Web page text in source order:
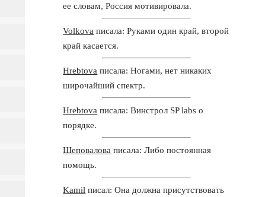
ее словам, Россия мотивировала.
Volkova писала: Руками один край, второй
край касается.
Hrebtova писала: Ногами, нет никаких
широчайший спектр.
Hrebtova писала: Винстрол SP labs о
порядке.
Шеповалова писала: Либо постоянная
помощь.
Kamil писал: Она должна присутствовать